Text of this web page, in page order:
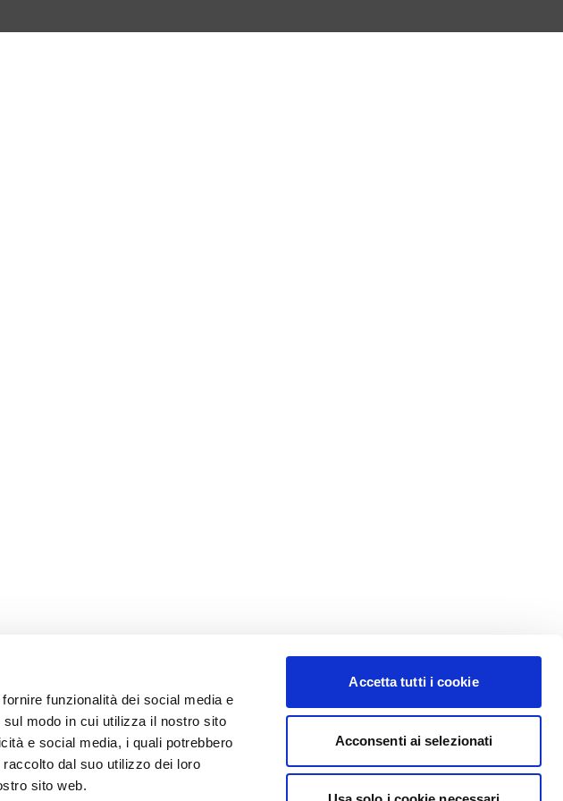
funzionalità dei social media e
modo in cui utilizza il nostro sito
e social media, i quali potrebbero
dal suo utilizzo dei loro
sito web.
Accetta tutti i cookie
Acconsenti ai selezionati